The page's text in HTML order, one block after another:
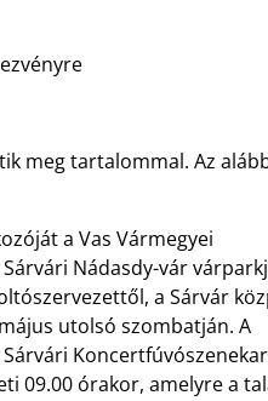
meg tartalommal. Az
a Vas Vármegyei
Nádasdy-vár
a Sárvár
utolsó szombatján. A
Koncertfúvószenekar
09.00 órakor, amelyre a